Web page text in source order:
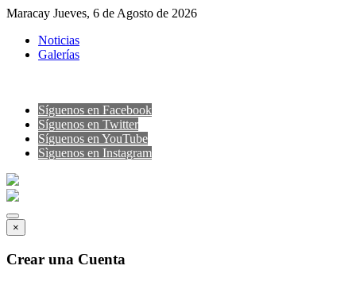
Maracay Jueves, 6 de Agosto de 2026
Noticias
Galerías
Síguenos en Facebook
Síguenos en Twitter
Síguenos en YouTube
Sìguenos en Instagram
×
Crear una Cuenta